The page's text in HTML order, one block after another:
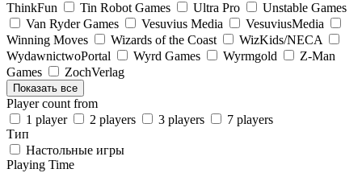
ThinkFun
Tin Robot Games Ultra Pro
Unstable Games
Van Ryder Games
Vesuvius Media
VesuviusMedia
Winning Moves
Wizards of the Coast
WizKids/NECA
WydawnictwoPortal
Wyrd Games Wyrmgold
Z-Man
Games
ZochVerlag
Показать все
Player count from
1 player
2 players 3 players
7 players
Тип
Настольные игры
Playing Time